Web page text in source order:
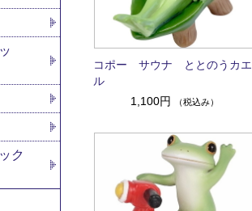
コポー サウナ ととのうカエ
ル
1,100円
（税込み）
ク